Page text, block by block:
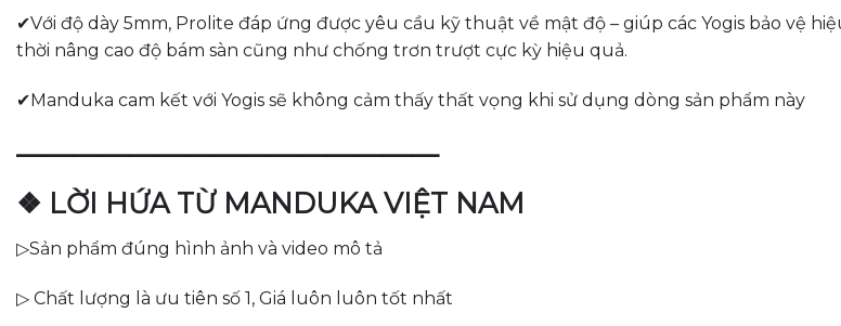
✔Với độ dày 5mm, Prolite đáp ứng được yêu cầu kỹ thuật về mật độ – giúp các Yogis bảo vệ
thời nâng cao độ bám sàn cũng như chống trơn trượt cực kỳ hiệu quả.
✔Manduka cam kết với Yogis sẽ không cảm thấy thất vọng khi sử dụng dòng sản phẩm này
———————————————
❖ LỜI HỨA TỪ MANDUKA VIỆT NAM
▷Sản phẩm đúng hình ảnh và video mô tả
▷ Chất lượng là ưu tiên số 1, Giá luôn luôn tốt nhất